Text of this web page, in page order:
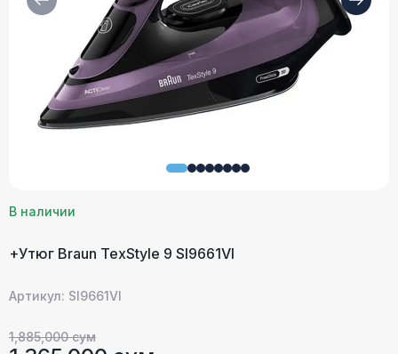
В наличии
+Утюг Braun TexStyle 9 SI9661VI
Артикул: SI9661VI
1,885,000 сум